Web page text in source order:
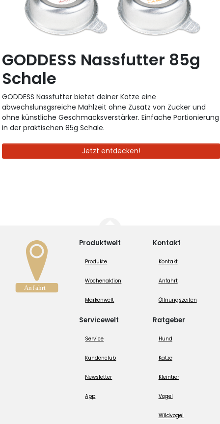
GODDESS Nassfutter 85g
Schale
GODDESS Nassfutter bietet deiner Katze eine
abwechslunsgsreiche Mahlzeit ohne Zusatz von Zucker und
ohne künstliche Geschmacksverstärker. Einfache Portionierung
in der praktischen 85g Schale.
Jetzt entdecken!
Produktwelt
Produkte
Wochenaktion
Markenwelt
Servicewelt
Service
Kundenclub
Newsletter
App
Kontakt
Kontakt
Anfahrt
Öffnungszeiten
Ratgeber
Hund
Katze
Kleintier
Vogel
Wildvogel